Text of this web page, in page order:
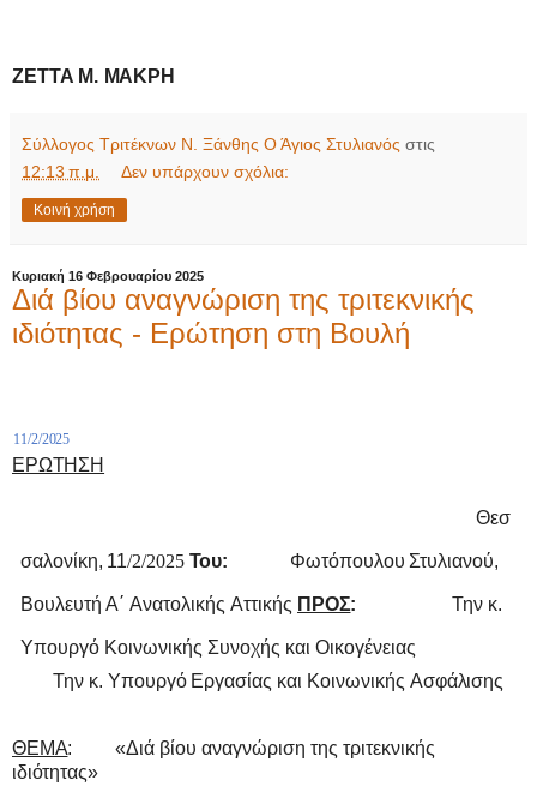
ΖΕΤΤΑ Μ. ΜΑΚΡΗ
Σύλλογος Τριτέκνων Ν. Ξάνθης Ο Άγιος Στυλιανός στις
12:13 π.μ.
Δεν υπάρχουν σχόλια:
Κοινή χρήση
Κυριακή 16 Φεβρουαρίου 2025
Διά βίου αναγνώριση της τριτεκνικής
ιδιότητας - Ερώτηση στη Βουλή
11/2/2025
ΕΡΩΤΗΣΗ
Θεσ
σαλονίκη, 11/2/2025 Του: Φωτόπουλου Στυλιανού,
Βουλευτή Α΄ Ανατολικής Αττικής ΠΡΟΣ: Την κ.
Υπουργό Κοινωνικής Συνοχής και Οικογένειας
Την κ. Υπουργό Εργασίας και Κοινωνικής Ασφάλισης
ΘΕΜΑ: «Διά βίου αναγνώριση της τριτεκνικής
ιδιότητας»